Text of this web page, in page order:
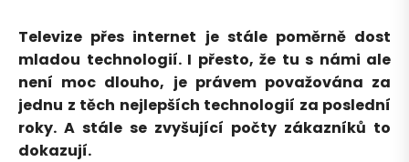
Televize přes internet je stále poměrně dost
mladou technologií. I přesto, že tu s námi ale
není moc dlouho, je právem považována za
jednu z těch nejlepších technologií za poslední
roky. A stále se zvyšující počty zákazníků to
dokazují.